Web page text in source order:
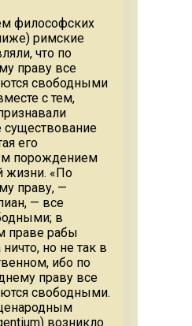
философских
римские
что по
праву все
свободными
с тем,
существование
его
порождением
жизни. «По
праву, —
— все
в
праве рабы
ничто, но не так в
ибо по
праву все
свободными.
возникло